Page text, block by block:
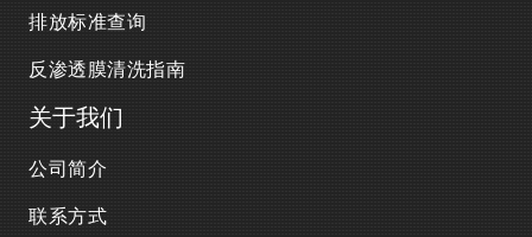
排放标准查询
反渗透膜清洗指南
关于我们
公司简介
联系方式